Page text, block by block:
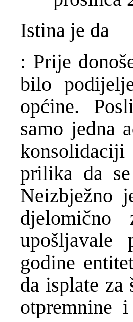
Istina je da
: Prije
bilo
općine.
samo jedna
konsolidaciji
prilika da
Neizbježno
djelomično
upošljavale
godine
da isplate za
otpremnine